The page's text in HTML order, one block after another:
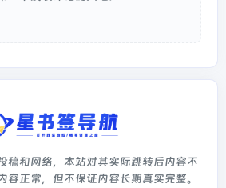
稿和网络，本站对其实际跳转后内容不
容正常，但不保证内容长期真实完整。